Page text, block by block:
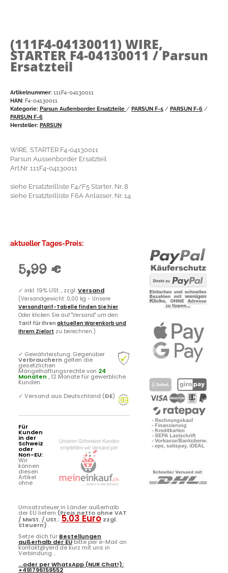
(111F4-04130011) WIRE,
STARTER F4-04130011 / Parsun
Ersatzteil
Artikelnummer: 111F4-04130011
HAN: F4-04130011
Kategorie: Parsun Außenborder Ersatzteile / PARSUN F-5 / PARSUN F-6 /
PARSUN F-6
Hersteller: PARSUN
WIRE, STARTER F4-04130011
Parsun Aussenborder Ersatzteil
Art.Nr. 111F4-04130011
siehe Ersatzteilliste F4/F5 Starter, Nr. 8
siehe Ersatzteilliste F6A Anlasser, Nr. 14
aktueller Tages-Preis:
5,99 €
✓ inkl. 19% USt. , zzgl.Versand
(Versandgewicht: 0,00 kg - Unsere
Versandtarif-Tabelle finden Sie hier.
Oder klicken Sie auf "Versand" um den
Tarif für Ihren aktuellen Warenkorb und
Ihrem Zielort zu berechnen.)
✓ Gewährleistung: Gegenüber
Verbrauchern gelten die
gesetzlichen
Mängelhaftungsrechte von 24
Monaten , 12 Monate für gewerbliche
Kunden.
✓ Versand aus Deutschland (DE)
Für
Kunden
in der
Schweiz
oder
Non-EU:
Wir
können
diesen
Artikel
ohne
Umsatzsteuer in Länder außerhalb
der EU liefern (Preis netto ohne VAT
/ MwSt. / USt.:5.03 Euro zzgl.
Steuern) .
Setze dich für Bestellungen
außerhalb der EUbitte per e-Mail an
kontakt@yerd.de kurz mit uns in
Verbindung ...
...oder perWhatsApp (NUR Chat!):
+491796159552